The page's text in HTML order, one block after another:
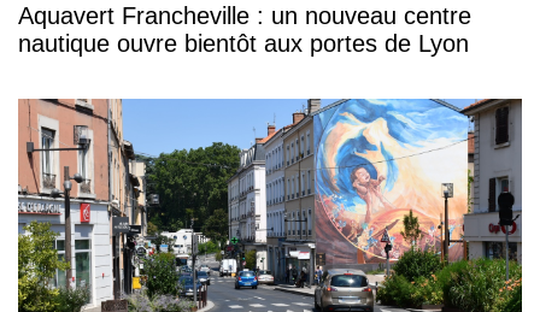
Aquavert Francheville : un nouveau centre
nautique ouvre bientôt aux portes de Lyon